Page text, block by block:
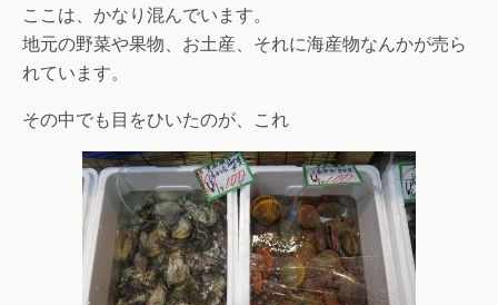
ここは、かなり混んでいます。
地元の野菜や果物、お土産、それに海産物なんかが売ら
れています。
その中でも目をひいたのが、これ